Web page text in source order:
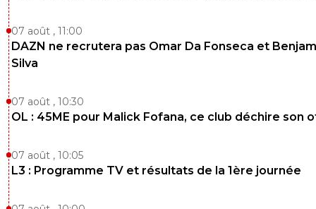
07 août , 11:00
DAZN ne recrutera pas Omar Da Fonseca et
Silva
07 août , 10:30
OL : 45ME pour Malick Fofana, ce club déchire son
07 août , 10:05
L3 : Programme TV et résultats de la 1ère journée